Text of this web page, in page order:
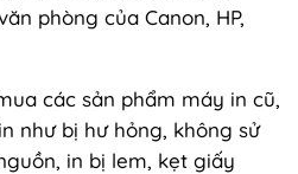
phòng của Canon, HP,
các sản phẩm máy in cũ,
như bị hư hỏng, không sử
in bị lem, kẹt giấy